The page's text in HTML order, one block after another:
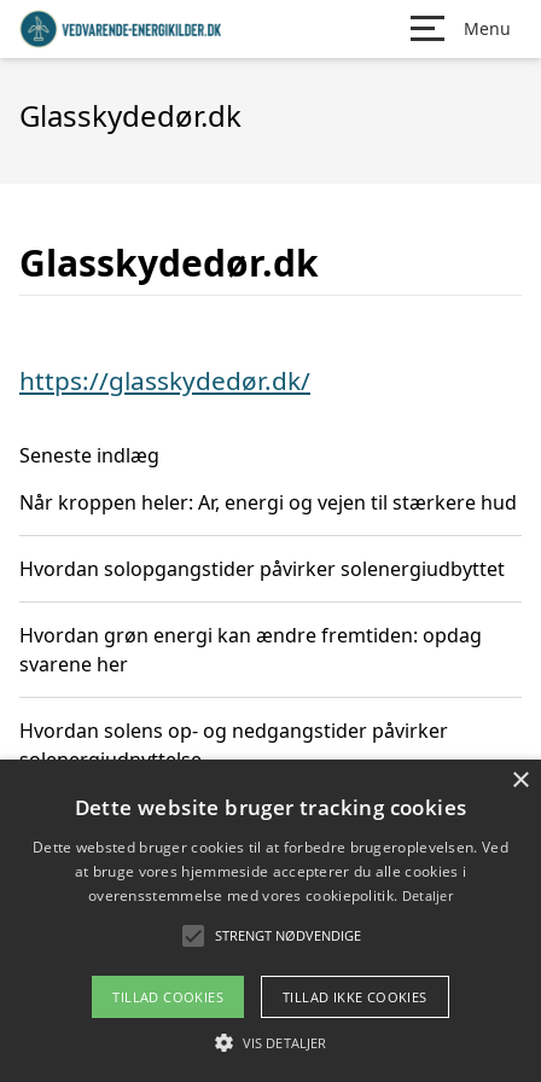
Menu
Glasskydedør.dk
Glasskydedør.dk
https://glasskydedør.dk/
Seneste indlæg
Når kroppen heler: Ar, energi og vejen til stærkere hud
Hvordan solopgangstider påvirker solenergiudbyttet
Hvordan grøn energi kan ændre fremtiden: opdag
svarene her
Hvordan solens op- og nedgangstider påvirker
solenergiudnyttelse
Hvordan du får svar på energispørgsmål om
vedvarende energikilder
Om / kontakt
Blog Betingelser
×
Dette website bruger tracking cookies
Dette websted bruger cookies til at forbedre brugeroplevelsen. Ved
at bruge vores hjemmeside accepterer du alle cookies i
overensstemmelse med vores cookiepolitik. Detaljer
STRENGT NØDVENDIGE
TILLAD COOKIES TILLAD IKKE COOKIES
VIS DETALJER